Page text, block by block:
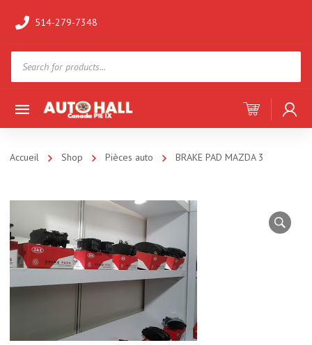
514-279-7348
search
Accueil Shop Pièces auto BRAKE PAD MAZDA 3